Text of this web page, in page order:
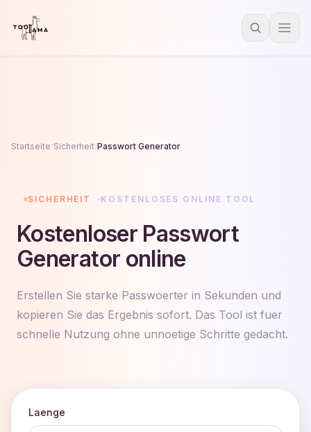
Startseite Sicherheit Passwort Generator
SICHERHEIT KOSTENLOSES ONLINE TOOL
Kostenloser Passwort
Generator online
Erstellen Sie starke Passwoerter in Sekunden und
kopieren Sie das Ergebnis sofort. Das Tool ist fuer
schnelle Nutzung ohne unnoetige Schritte gedacht.
Laenge